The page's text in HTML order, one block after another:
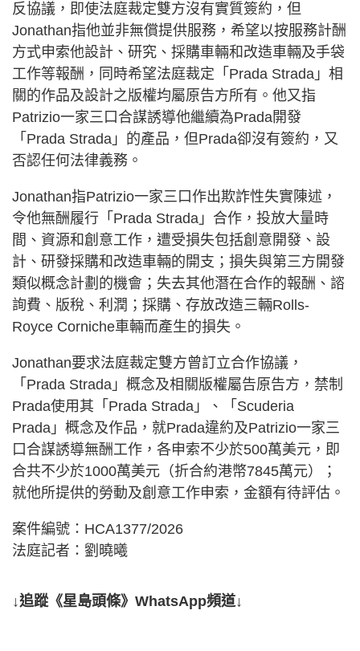
反協議，即使法庭裁定雙方沒有實質簽約，但
Jonathan指他並非無償提供服務，希望以按服務計酬
方式申索他設計、研究、採購車輛和改造車輛及手袋
工作等報酬，同時希望法庭裁定「Prada Strada」相
關的作品及設計之版權均屬原告方所有。他又指
Patrizio一家三口合謀誘導他繼續為Prada開發
「Prada Strada」的產品，但Prada卻沒有簽約，又
否認任何法律義務。
Jonathan指Patrizio一家三口作出欺詐性失實陳述，
令他無酬履行「Prada Strada」合作，投放大量時
間、資源和創意工作，遭受損失包括創意開發、設
計、研發採購和改造車輛的開支；損失與第三方開發
類似概念計劃的機會；失去其他潛在合作的報酬、諮
詢費、版稅、利潤；採購、存放改造三輛Rolls-
Royce Corniche車輛而產生的損失。
Jonathan要求法庭裁定雙方曾訂立合作協議，
「Prada Strada」概念及相關版權屬告原告方，禁制
Prada使用其「Prada Strada」、「Scuderia
Prada」概念及作品，就Prada違約及Patrizio一家三
口合謀誘導無酬工作，各申索不少於500萬美元，即
合共不少於1000萬美元（折合約港幣7845萬元）；
就他所提供的勞動及創意工作申索，金額有待評估。
案件編號：HCA1377/2026
法庭記者：劉曉曦
↓追蹤《星島頭條》WhatsApp頻道↓